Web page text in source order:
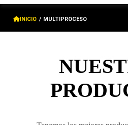
INICIO / MULTIPROCESO